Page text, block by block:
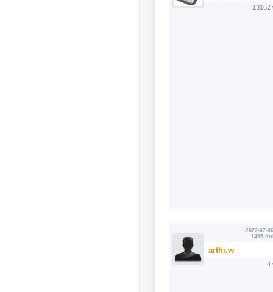
13162
2022-07-
1495
arthi.w
4